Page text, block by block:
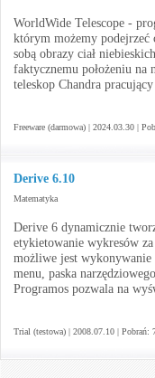
WorldWide Telescope -
którym możemy podejrzeć
sobą obrazy ciał
faktycznemu położeniu na
teleskop Chandra
Freeware (darmowa) | 2024.03.30 |
Derive 6.10
Matematyka
Derive 6 dynamicznie
etykietowanie wykresów
możliwe jest
menu, paska
Programos pozwala na
Trial (testowa) | 2008.07.10 | Pobrań: